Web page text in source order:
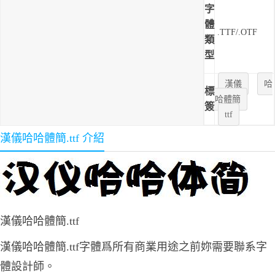
字
體
類
型
.TTF/.OTF
標
簽
漢儀
哈
哈體簡
ttf
漢儀哈哈體簡.ttf 介紹
漢儀哈哈體簡.ttf
漢儀哈哈體簡.ttf字體爲所有商業用途之前妳需要聯系字
體設計師。